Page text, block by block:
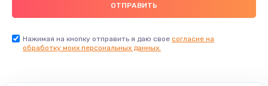
Нажимая на кнопку отправить я даю свое согласие на
обработку моих персональных данных.